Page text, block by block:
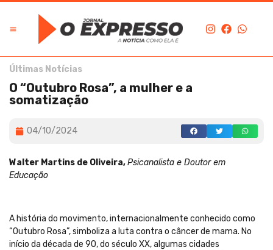
Últimas Notícias
O “Outubro Rosa”, a mulher e a
somatização
04/10/2024
Walter Martins de Oliveira,Psicanalista e Doutor em
Educação
A história do movimento, internacionalmente conhecido como
“Outubro Rosa”, simboliza a luta contra o câncer de mama. No
início da década de 90, do século XX, algumas cidades